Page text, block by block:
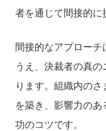
者を通じて間接的に
間接的なアプロー
うえ、決裁者の真
ります。組織内の
を築き、影響力の
功のコツです。